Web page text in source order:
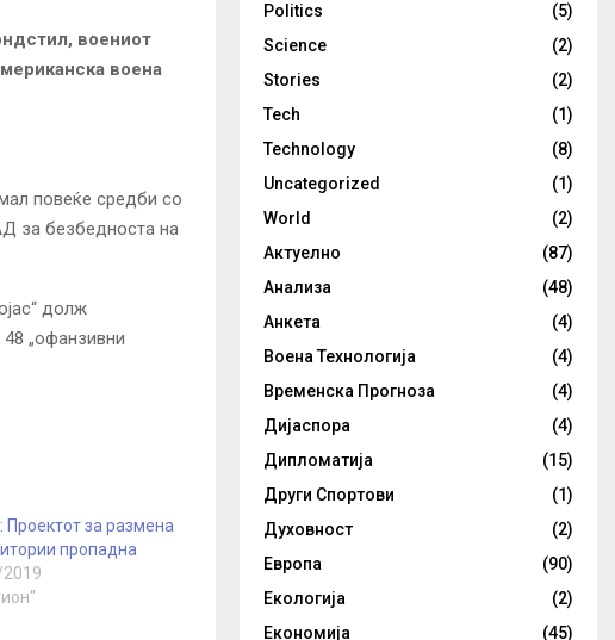
воениот
воена
повеќе средби со
за безбедноста на
долж
„офанзивни
Проектот за размена
пропадна
Politics
(5)
Science
(2)
Stories
(2)
Tech
(1)
Technology
(8)
Uncategorized
(1)
World
(2)
Актуелно
(87)
Анализа
(48)
Анкета
(4)
Воена Технологија
(4)
Временска Прогноза
(4)
Дијаспора
(4)
Дипломатија
(15)
Други Спортови
(1)
Духовност
(2)
Европа
(90)
Екологија
(2)
Економија
(45)